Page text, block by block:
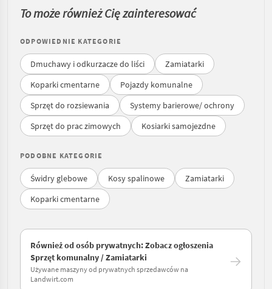
To może również Cię zainteresować
ODPOWIEDNIE KATEGORIE
Dmuchawy i odkurzacze do liści
Zamiatarki
Koparki cmentarne
Pojazdy komunalne
Sprzęt do rozsiewania
Systemy barierowe/ ochrony
Sprzęt do prac zimowych
Kosiarki samojezdne
PODOBNE KATEGORIE
Świdry glebowe Kosy spalinowe
Zamiatarki
Koparki cmentarne
Również od osób prywatnych: Zobacz ogłoszenia
Sprzęt komunalny / Zamiatarki
Używane maszyny od prywatnych sprzedawców na
Landwirt.com